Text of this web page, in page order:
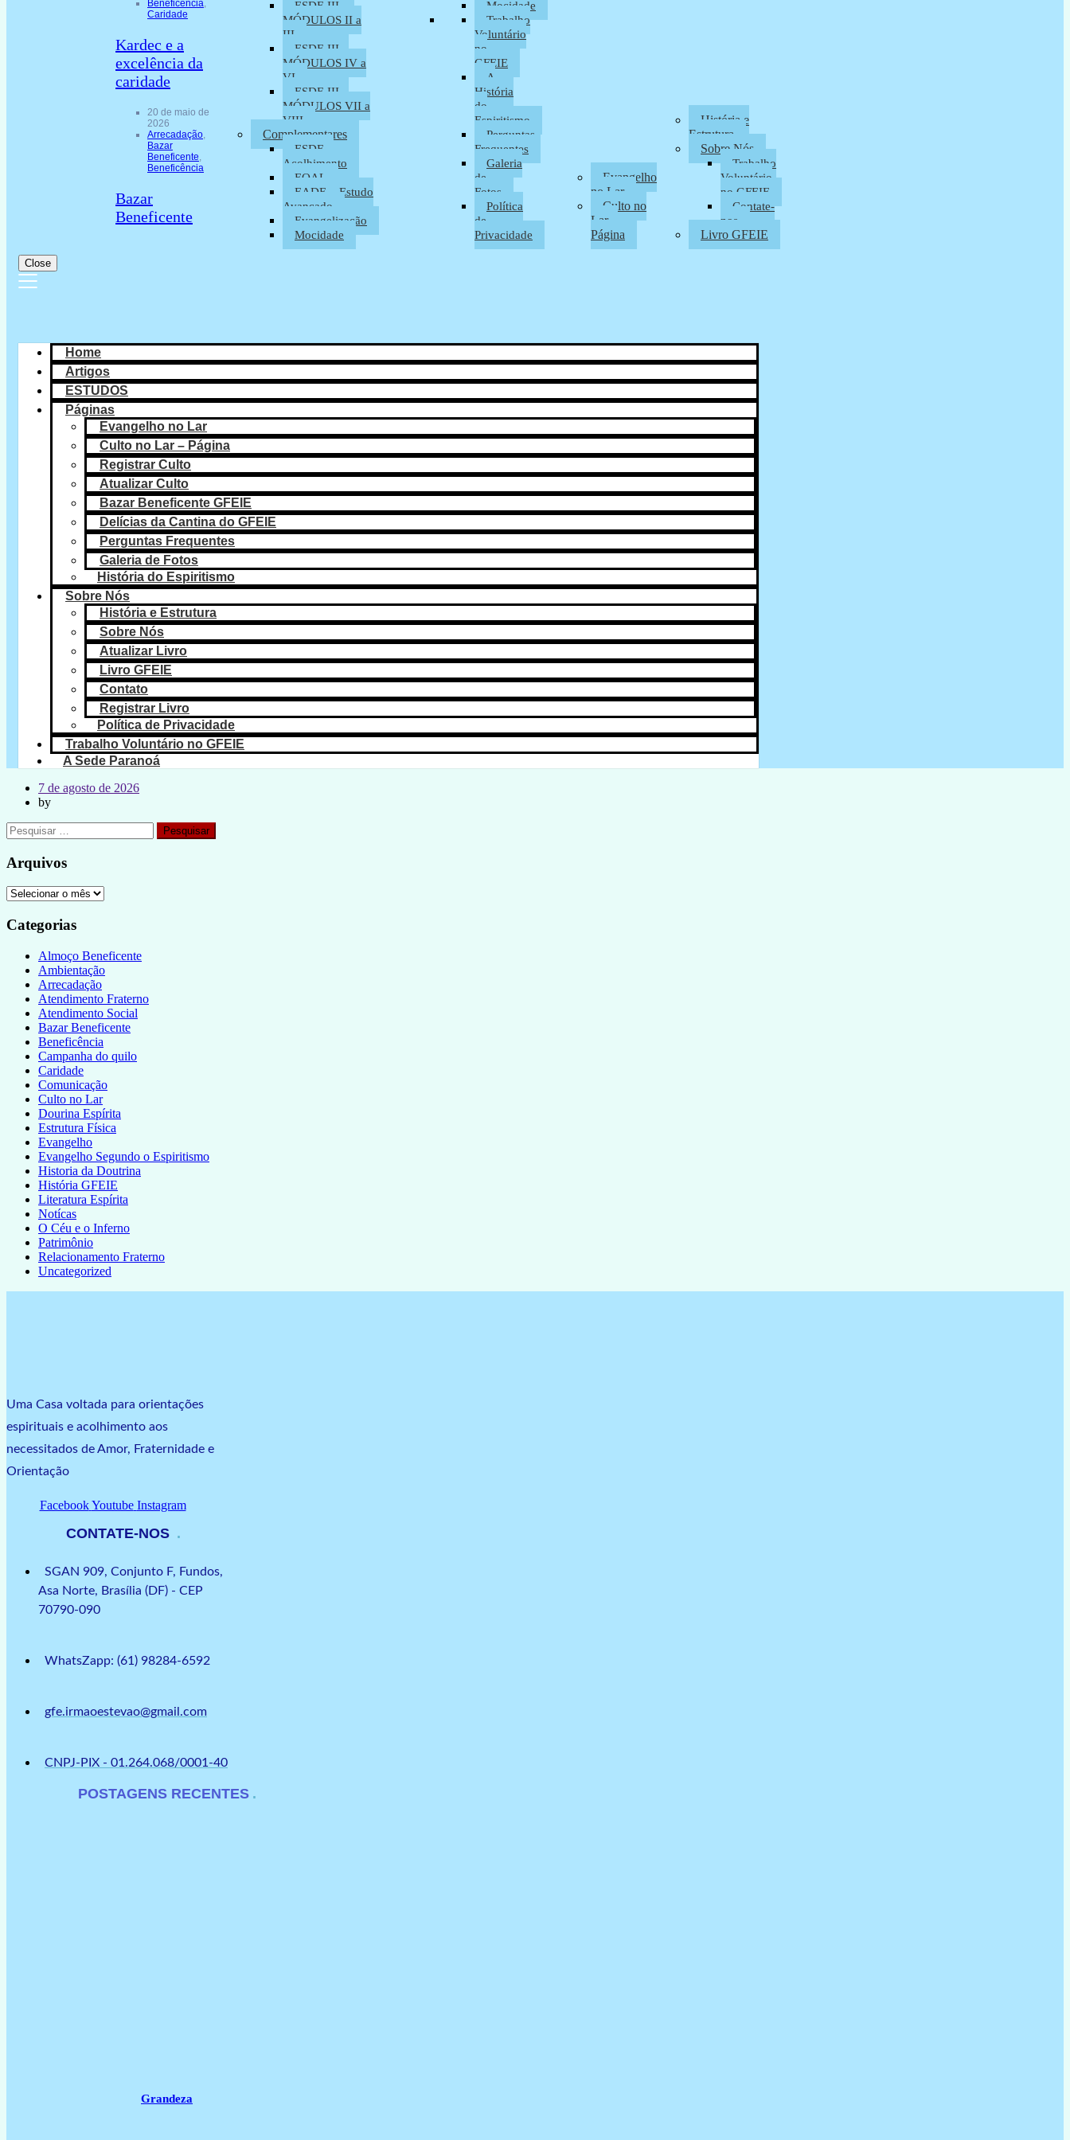
Beneficência,
Caridade
Kardec e a
excelência da
caridade
20 de maio de
2026
Arrecadação,
Bazar
Beneficente,
Beneficência
Bazar
Beneficente
ESDE III –
MÓDULOS II a
III
ESDE III –
MÓDULOS IV a
VI
ESDE III –
MÓDULOS VII a
VIII
Complementares
ESDE –
Acolhimento
EOAL
EADE – Estudo
Avançado
Evangelização
Mocidade
Mocidade
Trabalho
Voluntário
no
GFEIE
A
História
do
Espiritismo
Perguntas
Frequentes
Galeria
de
Fotos
Política
de
Privacidade
Evangelho
no Lar
Culto no
Lar –
Página
História e
Estrutura
Sobre Nós
Trabalho
Voluntário
no GFEIE
Contate-
nos
Livro GFEIE
Close
Home
Artigos
ESTUDOS
Páginas
Evangelho no Lar
Culto no Lar – Página
Registrar Culto
Atualizar Culto
Bazar Beneficente GFEIE
Delícias da Cantina do GFEIE
Perguntas Frequentes
Galeria de Fotos
História do Espiritismo
Sobre Nós
História e Estrutura
Sobre Nós
Atualizar Livro
Livro GFEIE
Contato
Registrar Livro
Política de Privacidade
Trabalho Voluntário no GFEIE
A Sede Paranoá
7 de agosto de 2026
by
Pesquisar
por:
Arquivos
Arquivos
Categorias
Almoço Beneficente
Ambientação
Arrecadação
Atendimento Fraterno
Atendimento Social
Bazar Beneficente
Beneficência
Campanha do quilo
Caridade
Comunicação
Culto no Lar
Dourina Espírita
Estrutura Física
Evangelho
Evangelho Segundo o Espiritismo
Historia da Doutrina
História GFEIE
Literatura Espírita
Notícas
O Céu e o Inferno
Patrimônio
Relacionamento Fraterno
Uncategorized
Uma Casa voltada para orientações
espirituais e acolhimento aos
necessitados de Amor, Fraternidade e
Orientação
Facebook Youtube Instagram
CONTATE-NOS
SGAN 909, Conjunto F, Fundos,
Asa Norte, Brasília (DF) - CEP
70790-090
WhatsZapp: (61) 98284-6592
gfe.irmaoestevao@gmail.com
CNPJ-PIX - 01.264.068/0001-40
POSTAGENS RECENTES
Grandeza